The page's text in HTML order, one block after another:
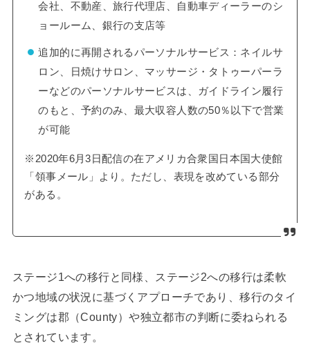
会社、不動産、旅行代理店、自動車ディーラーのシ
ョールーム、銀行の支店等
追加的に再開されるパーソナルサービス：ネイルサ
ロン、日焼けサロン、マッサージ・タトゥーパーラ
ーなどのパーソナルサービスは、ガイドライン履行
のもと、予約のみ、最大収容人数の50％以下で営業
が可能
※2020年6月3日配信の在アメリカ合衆国日本国大使館
「領事メール」より。ただし、表現を改めている部分
がある。
ステージ1への移行と同様、ステージ2への移行は柔軟
かつ地域の状況に基づくアプローチであり、移行のタイ
ミングは郡（County）や独立都市の判断に委ねられる
とされています。